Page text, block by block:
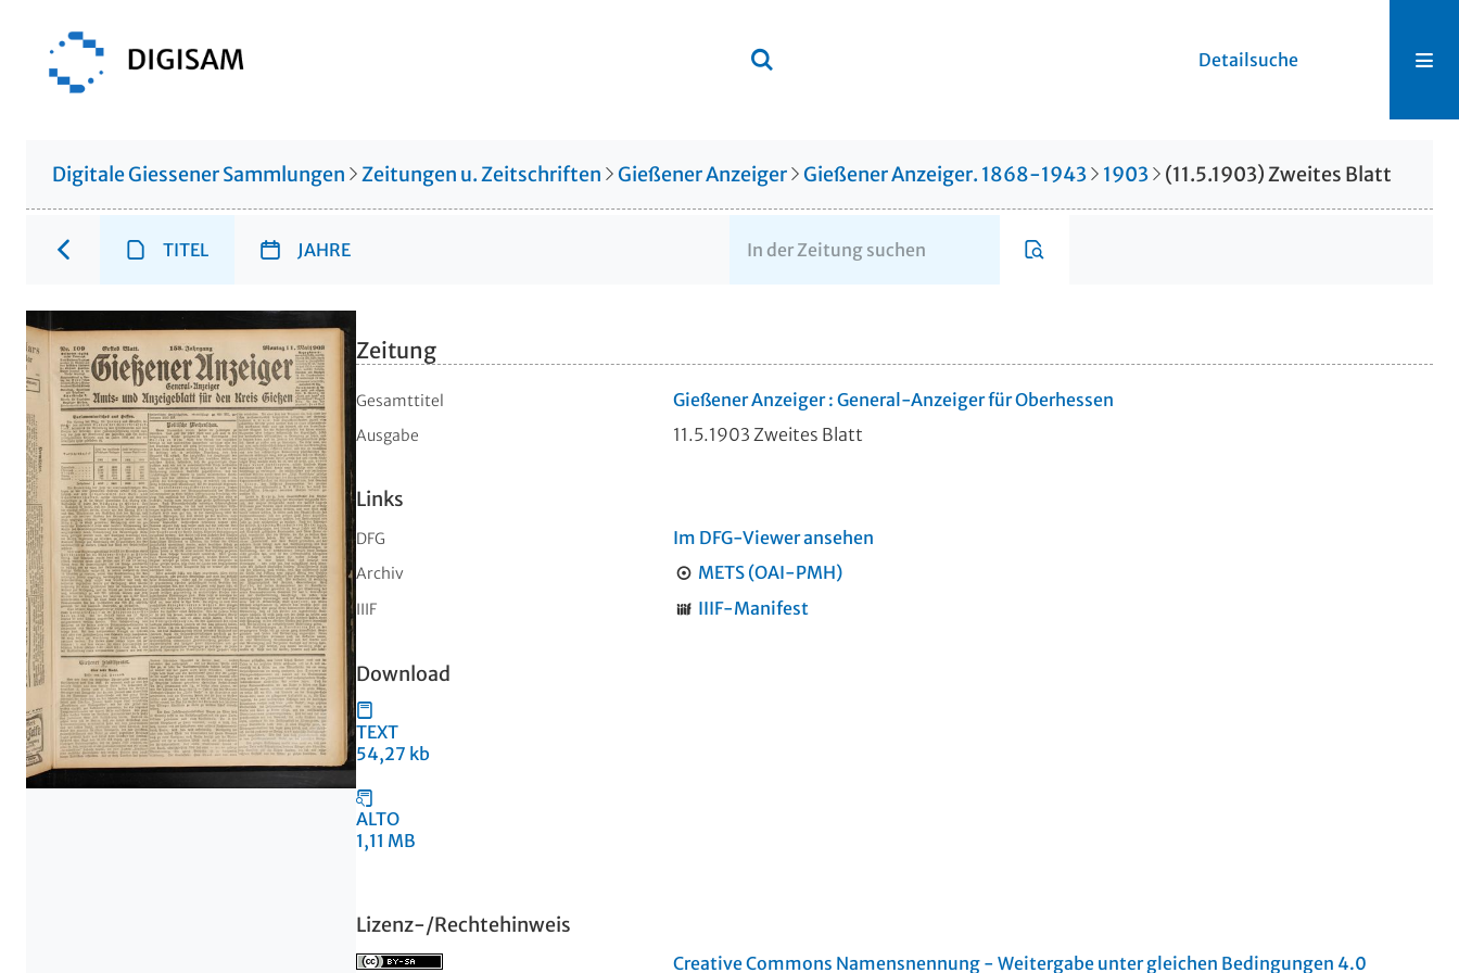
Detailsuche
Digitale Giessener Sammlungen Zeitungen u. Zeitschriften Gießener Anzeiger Gießener Anzeiger. 1868-1943 1903 (11.5.1903) Zweites Blatt
TITEL JAHRE
Zeitung
Gesamttitel Gießener Anzeiger : General-Anzeiger für Oberhessen
Ausgabe 11.5.1903 Zweites Blatt
Links
DFG Im DFG-Viewer ansehen
Archiv METS (OAI-PMH)
IIIF IIIF-Manifest
Download
TEXT
54,27 kb
ALTO
1,11 MB
Lizenz-/Rechtehinweis
Creative Commons Namensnennung - Weitergabe unter gleichen Bedingungen 4.0